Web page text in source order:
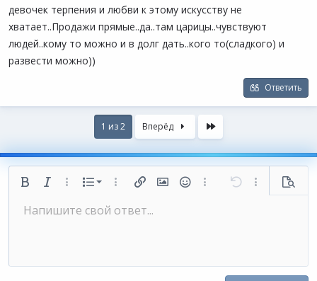
девочек терпения и любви к этому искусству не
хватает..Продажи прямые..да..там царицы..чувствуют
людей..кому то можно и в долг дать..кого то(сладкого) и
развести можно))
Ответить
1 из 2 Вперёд Last
ЖирныйКурсивДополнительно...
Список Нумерованный список
Маркированный список
Дополнительно...
Вставить ссылку
Вставить изображение
СмайлыДополнительно...
Отменить
Размер шрифта
9
Цвет текста
Шрифт Arial
Зачёркнутый
Подчёркнутый
Однострочный код
ВыравниваниеПо левому краю
Формат параграфа
Обычный
Заголовок 2
ЦитатаМедиаВставить таблицу
Вставить горизонтальную линию
Спойлер
Код
Повторить
Переключить режим работы редактора
Удалить форматирование
ЧерновикиСохранить черновик
Напишите свой ответ...